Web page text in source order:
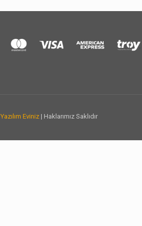
Yazılım Eviniz | Haklarımız Saklıdır